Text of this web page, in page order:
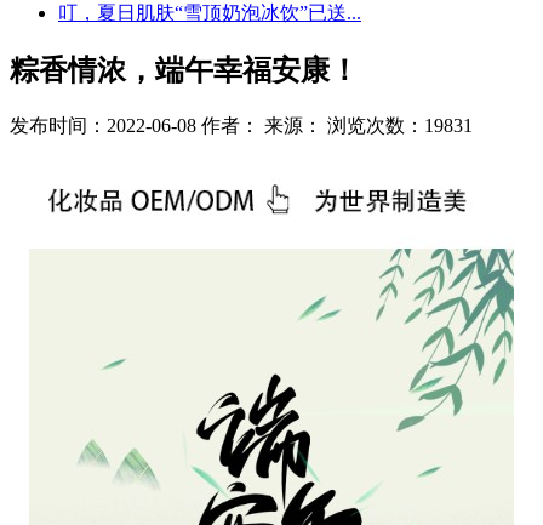
叮，夏日肌肤“雪顶奶泡冰饮”已送...
粽香情浓，端午幸福安康！
发布时间：2022-06-08 作者： 来源： 浏览次数：19831